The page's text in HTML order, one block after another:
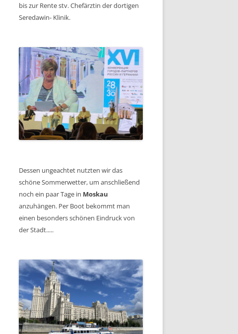
bis zur Rente stv. Chefärztin der dortigen
Seredawin- Klinik.
Dessen ungeachtet nutzten wir das
schöne Sommerwetter, um anschließend
noch ein paar Tage in Moskau
anzuhängen. Per Boot bekommt man
einen besonders schönen Eindruck von
der Stadt.....